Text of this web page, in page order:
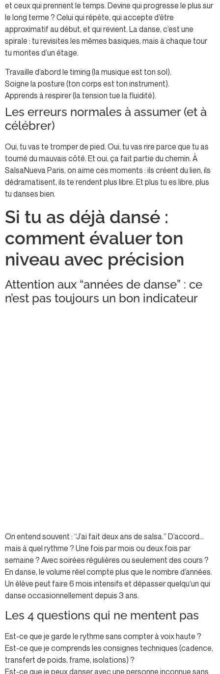
et ceux qui prennent le temps. Devine qui progresse le plus sur
le long terme ? Celui qui répète, qui accepte d’être
approximatif au début, et qui revient. La danse, c’est une
spirale : tu revisites les mêmes basiques, mais à chaque tour
tu montes d’un étage.
Travaille d’abord le timing (la musique est ton sol).
Soigne la posture (ton corps est ton instrument).
Apprends à respirer (la tension tue la fluidité).
Les erreurs normales à assumer (et à
célébrer)
Oui, tu vas te tromper de pied. Oui, tu vas rire parce que tu as
tourné du mauvais côté. Et oui, ça fait partie du chemin. À
SalsaNueva Paris, on aime ces moments : ils créent du lien, ils
dédramatisent, ils te rendent plus libre. Et plus tu es libre, plus
tu danses bien.
Si tu as déjà dansé :
comment évaluer ton
niveau avec précision
Attention aux “années de danse” : ce
n’est pas toujours un bon indicateur
On entend souvent : “J’ai fait deux ans de salsa.” D’accord…
mais à quel rythme ? Une fois par mois ou deux fois par
semaine ? Avec soirées régulières ou seulement des cours ?
En danse, le volume réel compte plus que le nombre d’années.
Un élève peut faire 6 mois intensifs et dépasser quelqu’un qui
danse occasionnellement depuis 3 ans.
Les 4 questions qui ne mentent pas
Est-ce que je garde le rythme sans compter à voix haute ?
Est-ce que je comprends les consignes techniques (cadence,
transfert de poids, frame, isolations) ?
Est-ce que je peux danser avec une personne inconnue sans